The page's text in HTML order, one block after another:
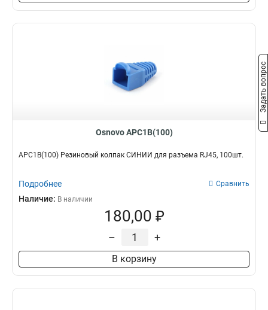
Osnovo APC1B(100)
APC1B(100) Резиновый колпак СИНИЙ для разъема RJ45, 100шт.
Подробнее Сравнить
Наличие: В наличии
180,00 ₽
– +
В корзину
Задать вопрос